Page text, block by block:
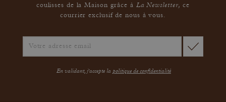
coulisses de la Maison grâce à La Newsletter,ce
courrier exclusif de nous à vous.
En validant, j'accepte la politique de confidentialité